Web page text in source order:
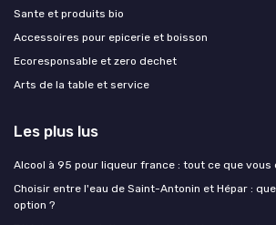
Sante et produits bio
Accessoires pour epicerie et boisson
Ecoresponsable et zero dechet
Arts de la table et service
Les plus lus
Alcool à 95 pour liqueur france : tout ce que vous
Choisir entre l'eau de Saint-Antonin et Hépar :
option ?